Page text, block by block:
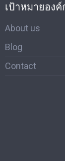
เป้าหมายองค์
About us
Blog
Contact